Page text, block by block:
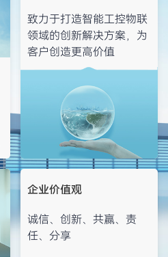
致力于打造智能工控物联
领域的创新解决方案，为
客户创造更高价值
企业价值观
诚信、创新、共赢、责
任、分享